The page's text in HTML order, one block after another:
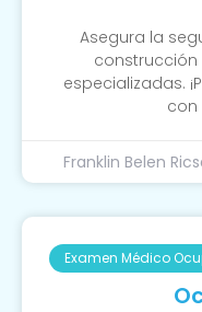
Asegura la
construcción
especializadas.
con
Franklin Belen
Examen Médico
Guía